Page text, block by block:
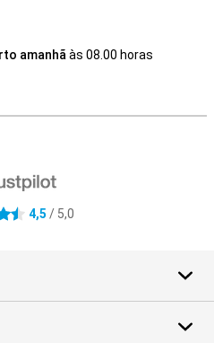
amanhã às 08.00 horas
4,5 / 5,0